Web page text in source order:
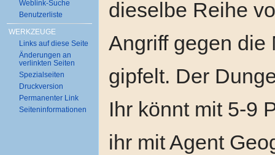
dieselbe Reihe
Angriff gegen die
gipfelt. Der
Ihr könnt mit 5-9
ihr mit Agent
Weblink-Suche
Benutzerliste
WERKZEUGE
Links auf diese Seite
Änderungen an
verlinkten Seiten
Spezialseiten
Druckversion
Permanenter Link
Seiten­informationen